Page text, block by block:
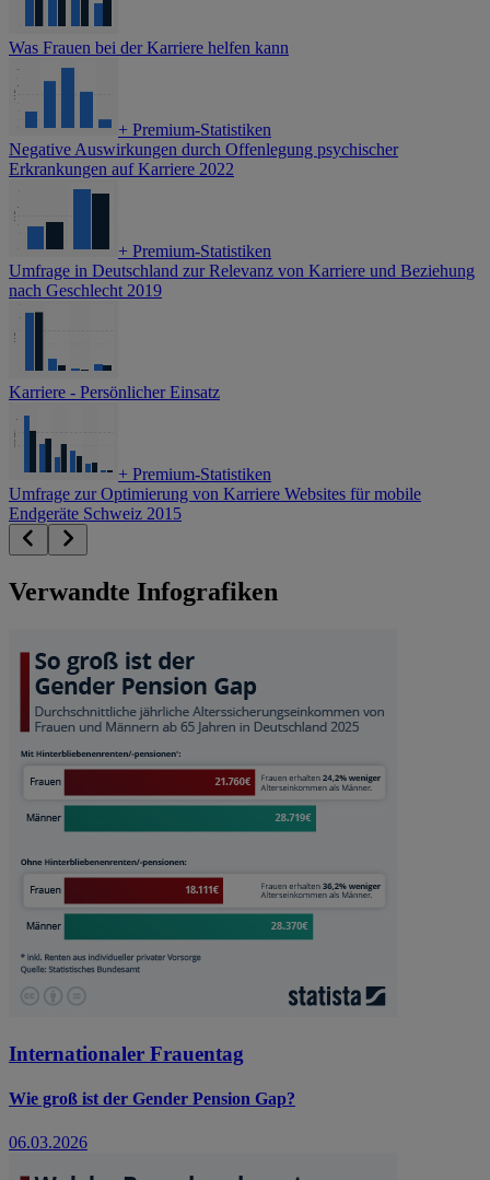
Was Frauen bei der Karriere helfen kann
+ Premium-Statistiken
Negative Auswirkungen durch Offenlegung psychischer
Erkrankungen auf Karriere 2022
+ Premium-Statistiken
Umfrage in Deutschland zur Relevanz von Karriere und Beziehung
nach Geschlecht 2019
Karriere - Persönlicher Einsatz
+ Premium-Statistiken
Umfrage zur Optimierung von Karriere Websites für mobile
Endgeräte Schweiz 2015
Verwandte Infografiken
Internationaler Frauentag
Wie groß ist der Gender Pension Gap?
06.03.2026